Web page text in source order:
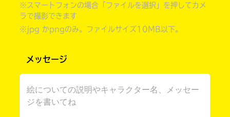
※スマートフォンの場合「ファイルを選択」を押してカメ
ラで撮影できます
※jpg かpngのみ。ファイルサイズ10MB以下。
メッセージ